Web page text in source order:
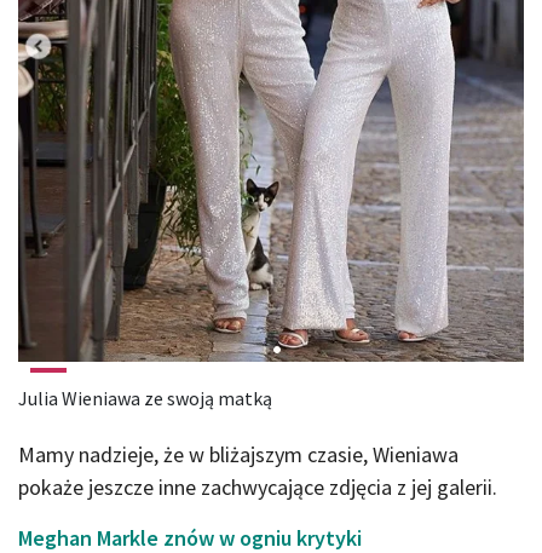
Julia Wieniawa ze swoją matką
Mamy nadzieje, że w bliżajszym czasie, Wieniawa
pokaże jeszcze inne zachwycające zdjęcia z jej galerii.
Meghan Markle znów w ogniu krytyki